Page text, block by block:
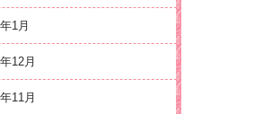
1月
12月
11月